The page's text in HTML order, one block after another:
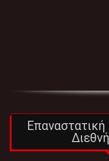
Επαναστατική